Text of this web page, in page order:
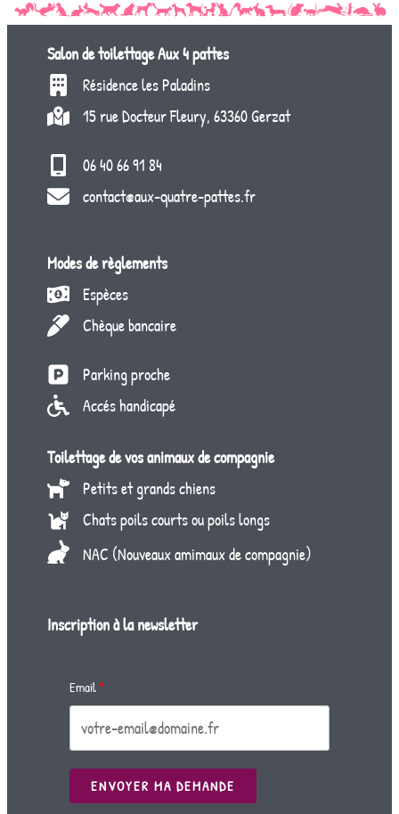
Salon de toilettageAux 4 pattes
Résidence les Paladins
15 rue Docteur Fleury, 63360 Gerzat
06 40 66 91 84
contact@aux-quatre-pattes.fr
Modes de règlements
Espèces
Chèque bancaire
Parking proche
Accés handicapé
Toilettage de vos animaux de compagnie
Petits et grands chiens
Chats poils courts ou poils longs
NAC (Nouveaux amimaux de compagnie)
Inscription à la newsletter
Email
ENVOYER MA DEMANDE